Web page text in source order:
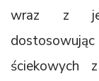
wraz z jej
ściekowych